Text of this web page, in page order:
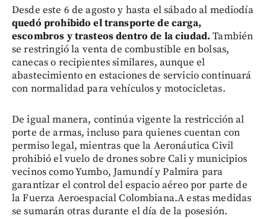
Desde este 6 de agosto y hasta el sábado al mediodía
quedó prohibido el transporte de carga,
escombros y trasteos dentro de la ciudad. También
se restringió la venta de combustible en bolsas,
canecas o recipientes similares, aunque el
abastecimiento en estaciones de servicio continuará
con normalidad para vehículos y motocicletas.
De igual manera, continúa vigente la restricción al
porte de armas, incluso para quienes cuentan con
permiso legal, mientras que la Aeronáutica Civil
prohibió el vuelo de drones sobre Cali y municipios
vecinos como Yumbo, Jamundí y Palmira para
garantizar el control del espacio aéreo por parte de
la Fuerza Aeroespacial Colombiana.A estas medidas
se sumarán otras durante el día de la posesión.